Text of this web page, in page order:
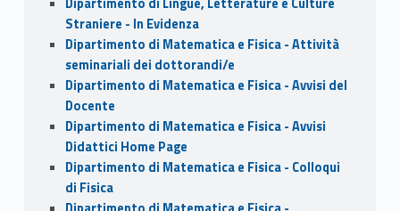
Straniere - In Evidenza
Dipartimento di Matematica e Fisica - Attività
seminariali dei dottorandi/e
Dipartimento di Matematica e Fisica - Avvisi del
Docente
Dipartimento di Matematica e Fisica - Avvisi
Didattici Home Page
Dipartimento di Matematica e Fisica - Colloqui
di Fisica